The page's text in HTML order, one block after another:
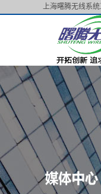
上海曙腾无线系